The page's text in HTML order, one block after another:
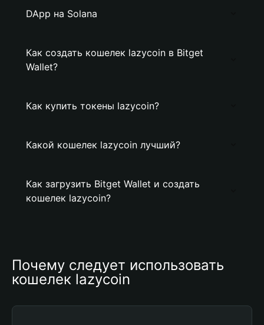
DApp на Solana
Как создать кошелек lazycoin в Bitget
Wallet?
Как купить токены lazycoin?
Какой кошелек lazycoin лучший?
Как загрузить Bitget Wallet и создать
кошелек lazycoin?
Почему следует использовать
кошелек lazycoin